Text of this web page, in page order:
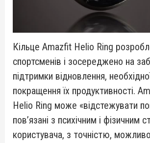
Кільце Amazfit Helio Ring
спортсменів і зосереджено на
підтримки відновлення,
покращення їх продуктивності.
Helio Ring може «відстежувати
пов’язані з психічним і фізичним
користувача, з точністю,